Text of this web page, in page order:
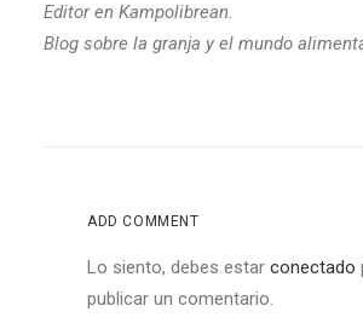
Editor en Kampolibrean.
Blog sobre la granja y el mundo
ADD COMMENT
Lo siento, debes estar conectado
publicar un comentario.